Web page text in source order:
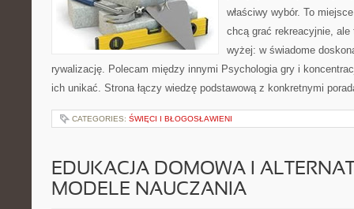
właściwy wybór. To
chcą grać rekreacyjnie,
wyżej: w świadome
rywalizację. Polecam między innymi Psychologia gry i
ich unikać. Strona łączy wiedzę podstawową z konkretnymi
CATEGORIES: ŚWIĘCI I BŁOGOSŁAWIENI
EDUKACJA DOMOWA I
MODELE NAUCZANIA